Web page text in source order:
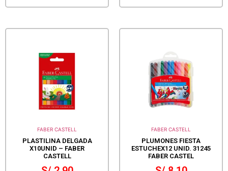
FABER CASTELL
PLASTILINA DELGADA
X10UNID – FABER
CASTELL
FABER CASTELL
PLUMONES FIESTA
ESTUCHEX12 UNID. 31245
FABER CASTEL